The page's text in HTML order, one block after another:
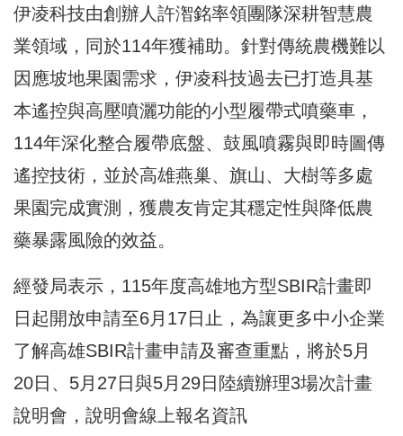
伊凌科技由創辦人許潪銘率領團隊深耕智慧農
業領域，同於114年獲補助。針對傳統農機難以
因應坡地果園需求，伊凌科技過去已打造具基
本遙控與高壓噴灑功能的小型履帶式噴藥車，
114年深化整合履帶底盤、鼓風噴霧與即時圖傳
遙控技術，並於高雄燕巢、旗山、大樹等多處
果園完成實測，獲農友肯定其穩定性與降低農
藥暴露風險的效益。
經發局表示，115年度高雄地方型SBIR計畫即
日起開放申請至6月17日止，為讓更多中小企業
了解高雄SBIR計畫申請及審查重點，將於5月
20日、5月27日與5月29日陸續辦理3場次計畫
說明會，說明會線上報名資訊